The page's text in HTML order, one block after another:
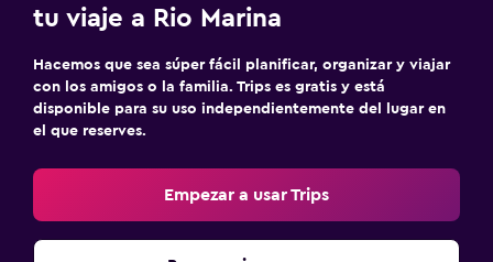
tu viaje a Rio Marina
Hacemos que sea súper fácil planificar, organizar y viajar
con los amigos o la familia. Trips es gratis y está
disponible para su uso independientemente del lugar en
el que reserves.
Empezar a usar Trips